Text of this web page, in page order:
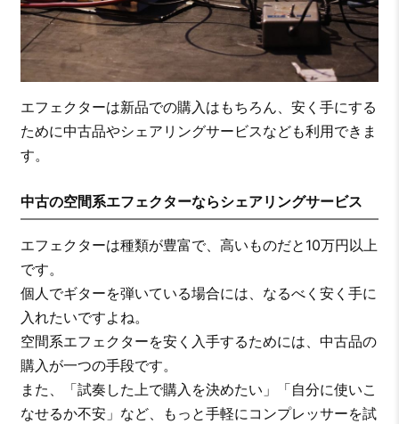
エフェクターは新品での購入はもちろん、安く手にする
ために中古品やシェアリングサービスなども利用できま
す。
中古の空間系エフェクターならシェアリングサービス
エフェクターは種類が豊富で、高いものだと10万円以上
です。
個人でギターを弾いている場合には、なるべく安く手に
入れたいですよね。
空間系エフェクターを安く入手するためには、中古品の
購入が一つの手段です。
また、「試奏した上で購入を決めたい」「自分に使いこ
なせるか不安」など、もっと手軽にコンプレッサーを試